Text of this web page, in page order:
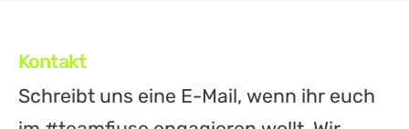
Kontakt
Schreibt uns eine E-Mail, wenn ihr euch